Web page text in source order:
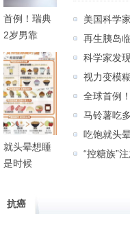
首例！瑞典
岁男靠
就头晕想睡
是时候
美国科学
再生胰岛
科学家发
视力变模
全球首例
马铃薯吃
吃饱就头
“控糖族”
抗癌